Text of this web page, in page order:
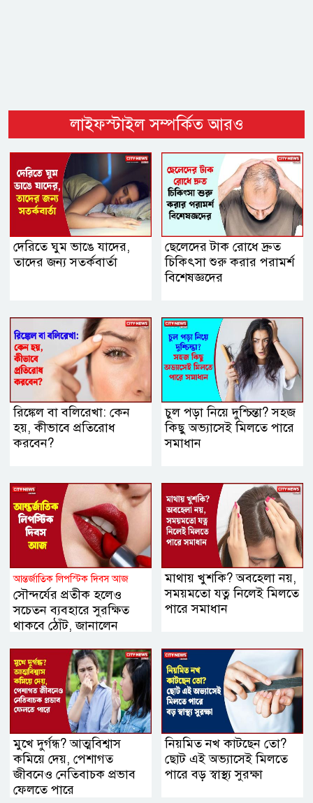
লাইফস্টাইল সম্পর্কিত আরও
দেরিতে ঘুম ভাঙে যাদের,
তাদের জন্য সতর্কবার্তা
ছেলেদের টাক রোধে দ্রুত
চিকিৎসা শুরু করার পরামর্শ
বিশেষজ্ঞদের
রিঙ্কেল বা বলিরেখা: কেন
হয়, কীভাবে প্রতিরোধ
করবেন?
চুল পড়া নিয়ে দুশ্চিন্তা? সহজ
কিছু অভ্যাসেই মিলতে পারে
সমাধান
আন্তর্জাতিক লিপস্টিক দিবস আজ
সৌন্দর্যের প্রতীক হলেও
সচেতন ব্যবহারে সুরক্ষিত
থাকবে ঠোঁট, জানালেন
মাথায় খুশকি? অবহেলা নয়,
সময়মতো যত্ন নিলেই মিলতে
পারে সমাধান
মুখে দুর্গন্ধ? আত্মবিশ্বাস
কমিয়ে দেয়, পেশাগত
জীবনেও নেতিবাচক প্রভাব
ফেলতে পারে
নিয়মিত নখ কাটছেন তো?
ছোট এই অভ্যাসেই মিলতে
পারে বড় স্বাস্থ্য সুরক্ষা